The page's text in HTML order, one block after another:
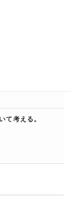
て考える。